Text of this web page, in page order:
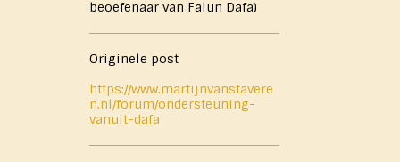
beoefenaar van Falun Dafa)
Originele post
https://www.martijnvanstavere
n.nl/forum/ondersteuning-
vanuit-dafa